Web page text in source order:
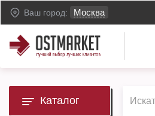
Ваш город: Москва
Каталог